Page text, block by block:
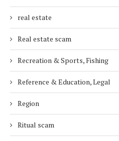
real estate
Real estate scam
Recreation & Sports, Fishing
Reference & Education, Legal
Region
Ritual scam